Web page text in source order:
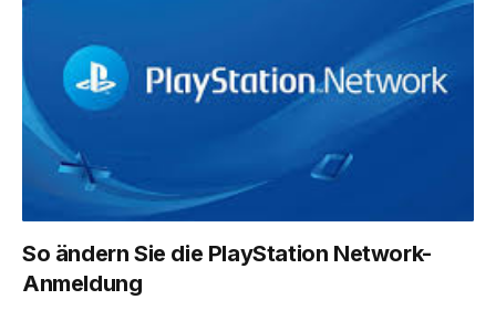
So ändern Sie die PlayStation Network-
Anmeldung